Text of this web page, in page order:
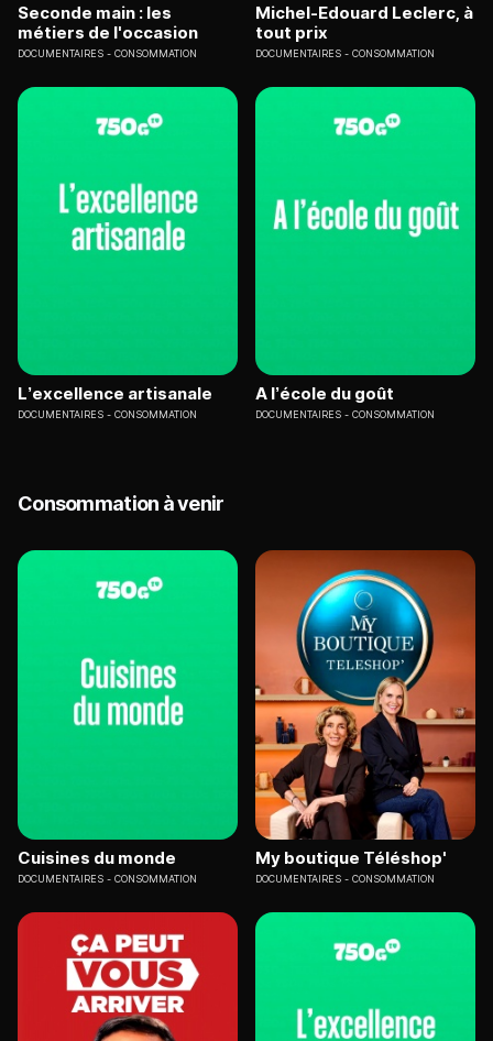
Seconde main : les
métiers de l'occasion
DOCUMENTAIRES CONSOMMATION
Michel-Edouard Leclerc, à
tout prix
DOCUMENTAIRES CONSOMMATION
L’excellence artisanale
DOCUMENTAIRES CONSOMMATION
A l’école du goût
DOCUMENTAIRES CONSOMMATION
Consommation à venir
Cuisines du monde
DOCUMENTAIRES CONSOMMATION
My boutique Téléshop'
DOCUMENTAIRES CONSOMMATION